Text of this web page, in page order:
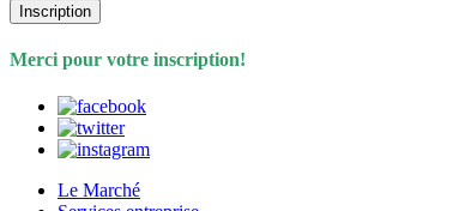
Inscription
Merci pour votre inscription!
Le Marché